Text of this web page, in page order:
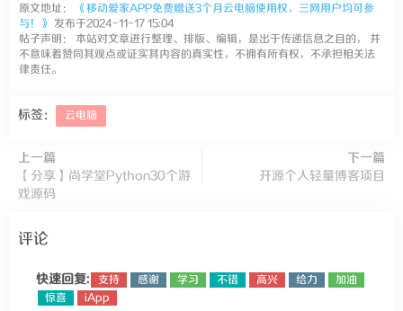
原文地址：
《移动爱家APP免费赠送3个月云电脑使用权，三网用户均可参
与！》 发布于2024-11-17 15:04
帖子声明： 本站对文章进行整理、排版、编辑，是出于传递信息之目的， 并
不意味着赞同其观点或证实其内容的真实性，不拥有所有权，不承担相关法
律责任。
标签： 云电脑
上一篇
【分享】尚学堂Python30个游
戏源码
下一篇
开源个人轻量博客项目
评论
快速回复: 支持 感谢 学习 不错 高兴 给力
加油
惊喜
iApp